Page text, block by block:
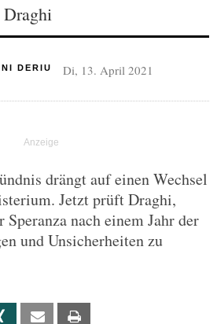
DERIU Di, 13. April 2021
drängt auf einen Wechsel
Jetzt prüft Draghi,
nach einem Jahr der
und Unsicherheiten zu
Xing Email